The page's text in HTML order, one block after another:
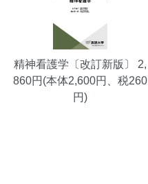
精神看護学〔改訂新版〕
2,
860円(本体2,600円、税260
円)